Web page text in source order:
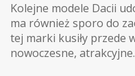
Kolejne modele Dacii
ma również sporo do
tej marki kusiły przede
nowoczesne,